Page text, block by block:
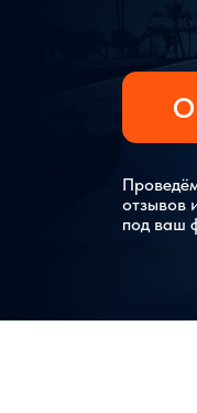
отзывов
под ваш